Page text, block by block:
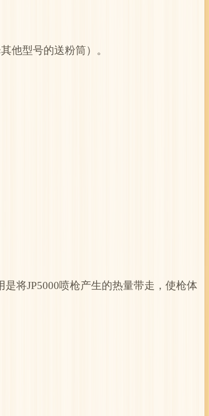
他型号的送粉筒）。
将JP5000喷枪产生的热量带走，使枪体